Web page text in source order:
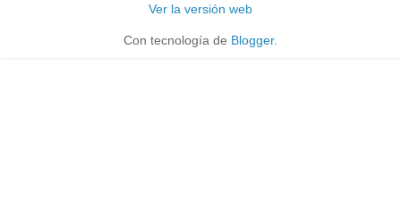
Ver la versión web
Con tecnología de Blogger.